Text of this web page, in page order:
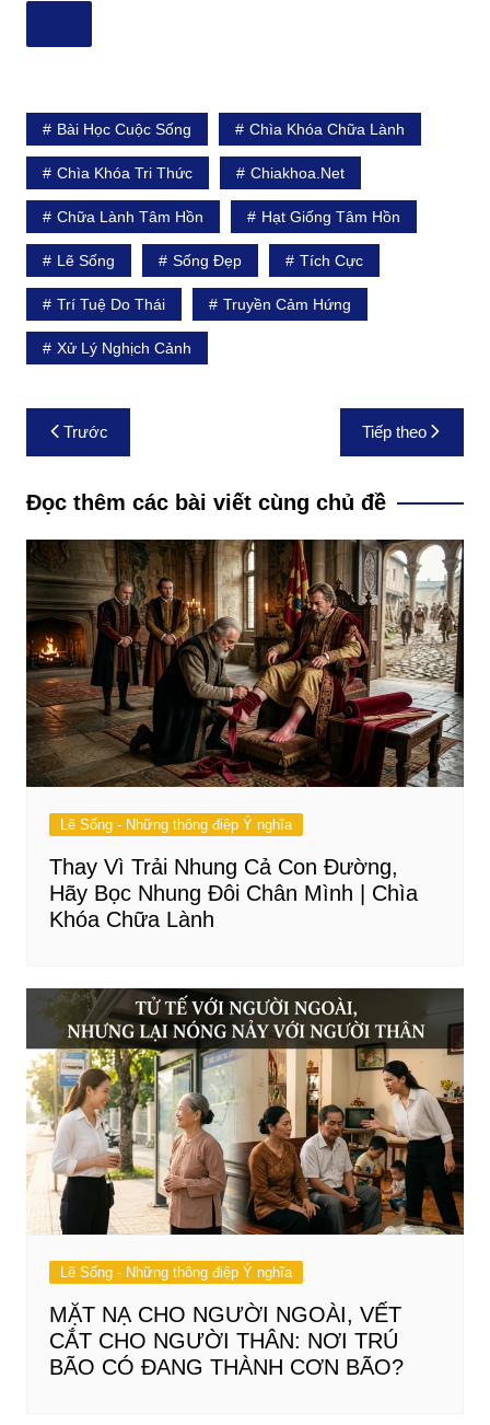
Bài Học Cuộc Sống Chìa Khóa Chữa Lành
Chìa Khóa Tri Thức Chiakhoa.net
Chữa Lành Tâm Hồn Hạt Giống Tâm Hồn
Lẽ Sống Sống Đẹp Tích Cực
Trí Tuệ Do Thái Truyền Cảm Hứng
Xử Lý Nghịch Cảnh
Điều
hướng
bài
viết
Trước Tiếp theo
Đọc thêm các bài viết cùng chủ đề
Lẽ Sống - Những thông điệp Ý nghĩa
Thay Vì Trải Nhung Cả Con Đường,
Hãy Bọc Nhung Đôi Chân Mình | Chìa
Khóa Chữa Lành
Lẽ Sống - Những thông điệp Ý nghĩa
MẶT NẠ CHO NGƯỜI NGOÀI, VẾT
CẮT CHO NGƯỜI THÂN: NƠI TRÚ
BÃO CÓ ĐANG THÀNH CƠN BÃO?